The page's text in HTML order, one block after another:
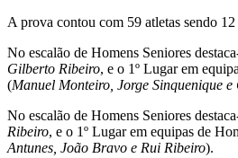
A prova contou com 59 atletas sendo 12
No escalão de Homens Seniores
Gilberto Ribeiro, e o 1º Lugar em
(Manuel Monteiro, Jorge Sinquenique
No escalão de Homens Seniores
Ribeiro, e o 1º Lugar em equipas de
Antunes, João Bravo e Rui Ribeiro).